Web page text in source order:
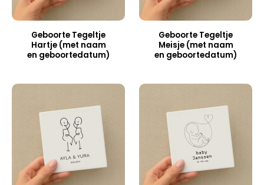
Geboorte Tegeltje
Hartje (met naam
en geboortedatum)
Geboorte Tegeltje
Meisje (met naam
en geboortedatum)